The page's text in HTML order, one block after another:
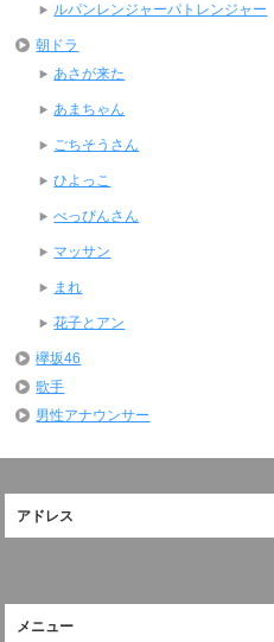
ルパンレンジャーパトレンジャー
朝ドラ
あさが来た
あまちゃん
ごちそうさん
ひよっこ
べっぴんさん
マッサン
まれ
花子とアン
欅坂46
歌手
男性アナウンサー
アドレス
メニュー